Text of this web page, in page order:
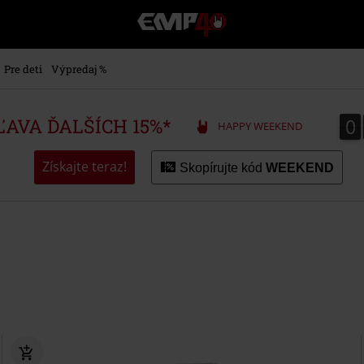
EMP
-
Hudba,
Merch
hráčov,
Alternatívna
Pre deti Výpredaj %
ĎALŠÍCH 15%* HAPPY WEEKEND 0
0
Získajte teraz! Skopírujte kód WEEKEND